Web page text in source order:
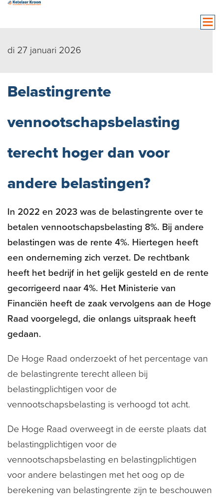
di 27 januari 2026
Belastingrente
vennootschapsbelasting
terecht hoger dan voor
andere belastingen?
In 2022 en 2023 was de belastingrente over te
betalen vennootschapsbelasting 8%. Bij andere
belastingen was de rente 4%. Hiertegen heeft
een onderneming zich verzet. De rechtbank
heeft het bedrijf in het gelijk gesteld en de rente
gecorrigeerd naar 4%. Het Ministerie van
Financiën heeft de zaak vervolgens aan de Hoge
Raad voorgelegd, die onlangs uitspraak heeft
gedaan.
De Hoge Raad onderzoekt of het percentage van
de belastingrente terecht alleen bij
belastingplichtigen voor de
vennootschapsbelasting is verhoogd tot acht.
De Hoge Raad overweegt in de eerste plaats dat
belastingplichtigen voor de
vennootschapsbelasting en belastingplichtigen
voor andere belastingen met het oog op de
berekening van belastingrente zijn te beschouwen